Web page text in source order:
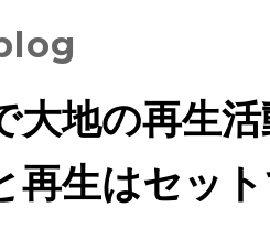
大地の再生
再生はセッ